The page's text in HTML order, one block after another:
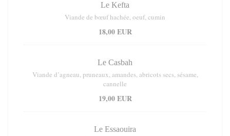
Le Kefta
Viande de bœuf hachée, oeuf, cumin
18,00 EUR
Le Casbah
Viande d’agneau, pruneaux, amandes, abricots secs, sésame,
cannelle
19,00 EUR
Le Essaouira